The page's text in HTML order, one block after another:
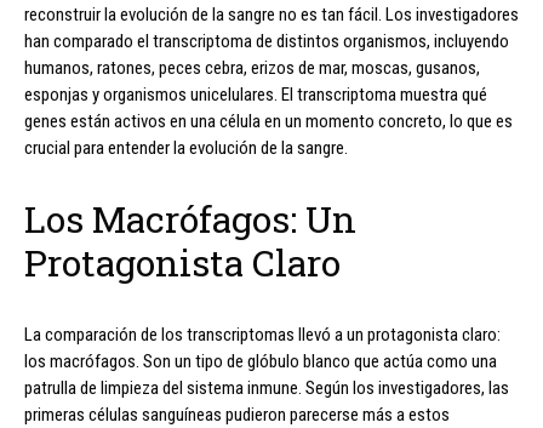
reconstruir la evolución de la sangre no es tan fácil. Los investigadores
han comparado el transcriptoma de distintos organismos, incluyendo
humanos, ratones, peces cebra, erizos de mar, moscas, gusanos,
esponjas y organismos unicelulares. El transcriptoma muestra qué
genes están activos en una célula en un momento concreto, lo que es
crucial para entender la evolución de la sangre.
Los Macrófagos: Un
Protagonista Claro
La comparación de los transcriptomas llevó a un protagonista claro:
los macrófagos. Son un tipo de glóbulo blanco que actúa como una
patrulla de limpieza del sistema inmune. Según los investigadores, las
primeras células sanguíneas pudieron parecerse más a estos